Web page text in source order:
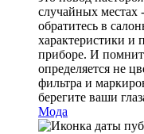
случайных местах
обратитесь в
характеристики и
приборе. И
определяется не
фильтра и
берегите ваши
Мода